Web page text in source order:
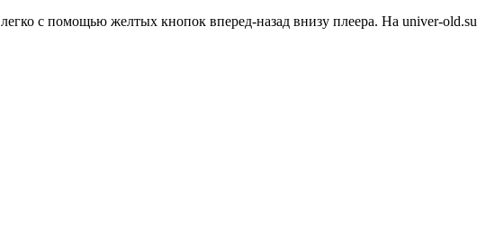
с помощью желтых кнопок вперед-назад внизу плеера. На univer-old.su